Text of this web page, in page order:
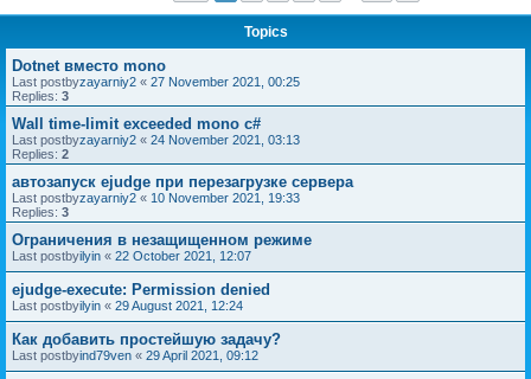
Topics
Dotnet вместо mono
Last postbyzayarniy2 « 27 November 2021, 00:25
Replies: 3
Wall time-limit exceeded mono c#
Last postbyzayarniy2 « 24 November 2021, 03:13
Replies: 2
автозапуск ejudge при перезагрузке сервера
Last postbyzayarniy2 « 10 November 2021, 19:33
Replies: 3
Ограничения в незащищенном режиме
Last postbyilyin « 22 October 2021, 12:07
ejudge-execute: Permission denied
Last postbyilyin « 29 August 2021, 12:24
Как добавить простейшую задачу?
Last postbyind79ven « 29 April 2021, 09:12